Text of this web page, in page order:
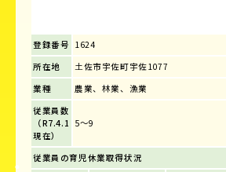
登録番号 1624
所在地
土佐市宇佐町宇佐1077
業種
農業、林業、漁業
従業員数
（R7.4.1
現在）
5～9
従業員の育児休業取得状況